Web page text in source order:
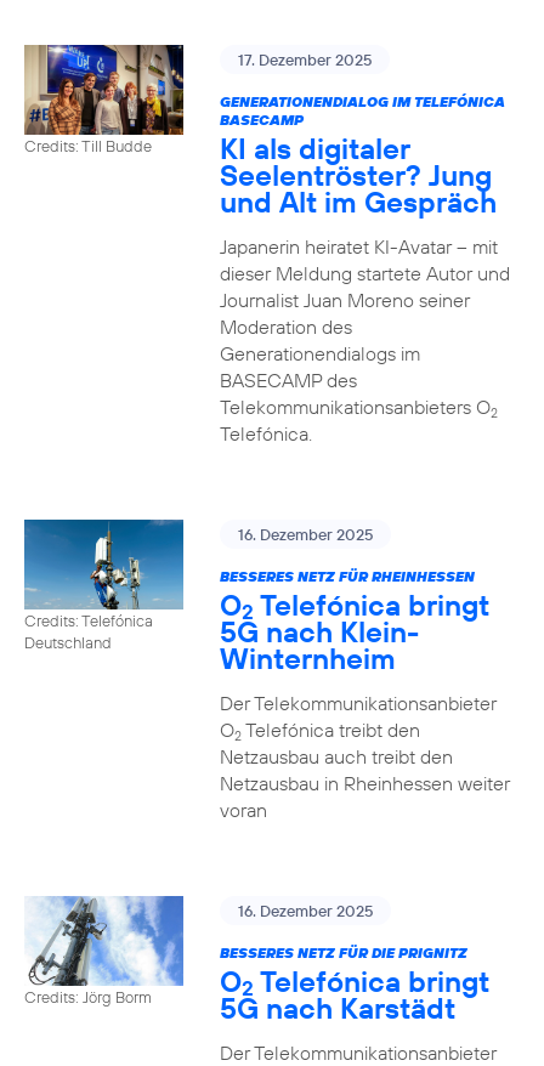
Credits: Till Budde
17. Dezember 2025
GENERATIONENDIALOG IM TELEFÓNICA
BASECAMP
KI als digitaler
Seelentröster? Jung
und Alt im Gespräch
Japanerin heiratet KI-Avatar – mit
dieser Meldung startete Autor und
Journalist Juan Moreno seiner
Moderation des
Generationendialogs im
BASECAMP des
Telekommunikationsanbieters O2
Telefónica.
Credits: Telefónica
Deutschland
16. Dezember 2025
BESSERES NETZ FÜR RHEINHESSEN
O2 Telefónica bringt
5G nach Klein-
Winternheim
Der Telekommunikationsanbieter
O2Telefónica treibt den
Netzausbau auch treibt den
Netzausbau in Rheinhessen weiter
voran
Credits: Jörg Borm
16. Dezember 2025
BESSERES NETZ FÜR DIE PRIGNITZ
O2 Telefónica bringt
5G nach Karstädt
Der Telekommunikationsanbieter